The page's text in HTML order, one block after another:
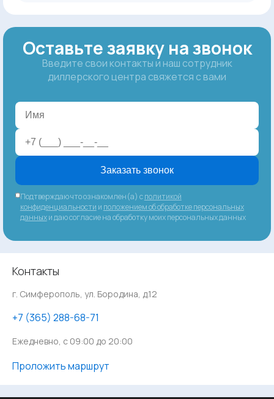
Оставьте заявку на звонок
Введите свои контакты и наш сотрудник
диллерского центра свяжется с вами
Заказать звонок
Подтверждаю что ознакомлен(а) сполитикой
конфиденциальности и положением об обработке персональных
данныхи даю согласие на обработку моих персональных данных
Контакты
г. Симферополь, ул. Бородина, д.12
‪+7 (365) 288-68-71
Ежедневно, с 09:00 до 20:00
Проложить маршрут